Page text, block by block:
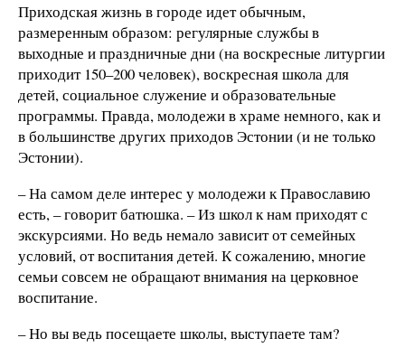
Приходская жизнь в городе идет обычным,
размеренным образом: регулярные службы в
выходные и праздничные дни (на воскресные литургии
приходит 150–200 человек), воскресная школа для
детей, социальное служение и образовательные
программы. Правда, молодежи в храме немного, как и
в большинстве других приходов Эстонии (и не только
Эстонии).
– На самом деле интерес у молодежи к Православию
есть, – говорит батюшка. – Из школ к нам приходят с
экскурсиями. Но ведь немало зависит от семейных
условий, от воспитания детей. К сожалению, многие
семьи совсем не обращают внимания на церковное
воспитание.
– Но вы ведь посещаете школы, выступаете там?